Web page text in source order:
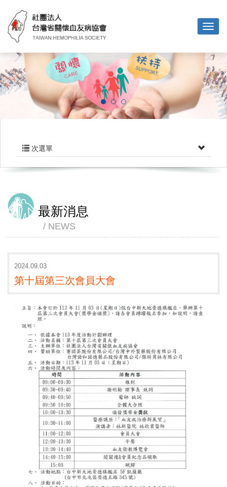
次選單
最新消息
NEWS
2024.09.03
第十屆第三次會員大會